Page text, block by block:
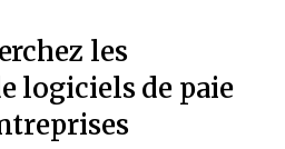
les
logiciels de paie